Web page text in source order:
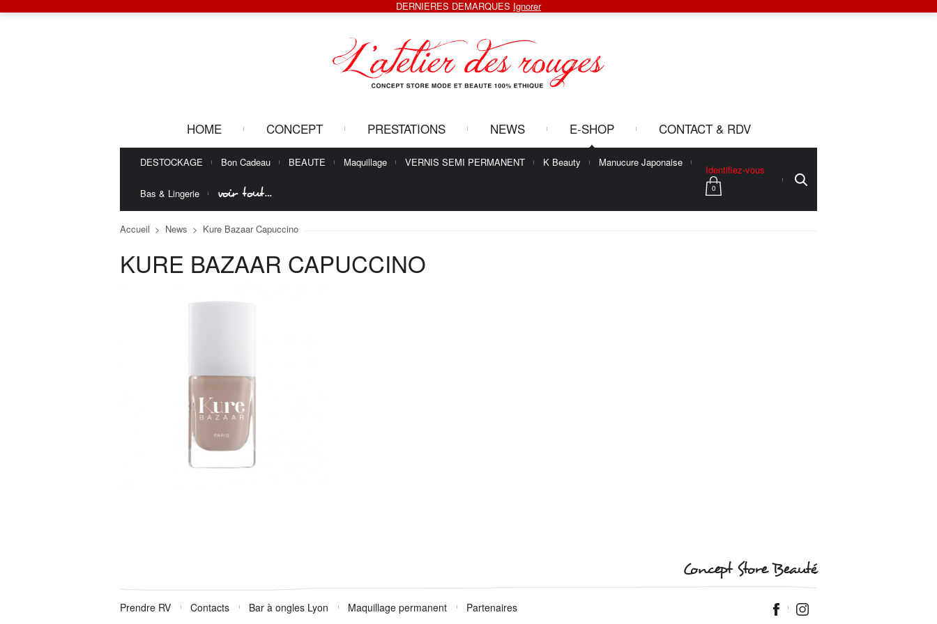
HOME CONCEPT PRESTATIONS NEWS E-SHOP CONTACT & RDV
DESTOCKAGE Bon Cadeau BEAUTE Maquillage VERNIS SEMI PERMANENT K Beauty Manucure Japonaise
Bas & Lingerie voir tout…
Identifiez-vous
0
Accueil > News > Kure Bazaar Capuccino
KURE BAZAAR CAPUCCINO
Concept Store Beauté
Prendre RV Contacts Bar à ongles Lyon Maquillage permanent
Partenaires
DERNIERES DEMARQUES Ignorer